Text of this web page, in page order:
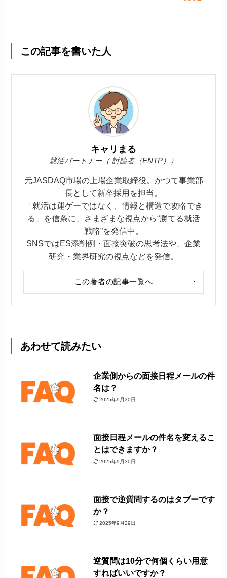
この記事を書いた人
キャリまる
就活パートナー（ 討論者（ENTP））
元JASDAQ市場の上場企業取締役。かつて事業部
長として新卒採用を担当。
「就活は運ゲーではなく、情報と構造で攻略でき
る」を信条に、さまざまな視点から“勝てる就活
戦略”を発信中。
SNSではES添削例・面接突破の思考法や、企業
研究・業界研究の視点などを発信。
この著者の記事一覧へ
あわせて読みたい
企業側からの面接日程メールの件
名は？
2025年9月30日
面接日程メールの件名を変えるこ
とはできますか？
2025年9月30日
面接で逆質問するのはタブーです
か？
2025年9月29日
逆質問は10分で何個くらい用意
すればいいですか？